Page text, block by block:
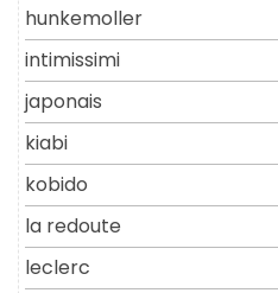
hunkemoller
intimissimi
japonais
kiabi
kobido
la redoute
leclerc